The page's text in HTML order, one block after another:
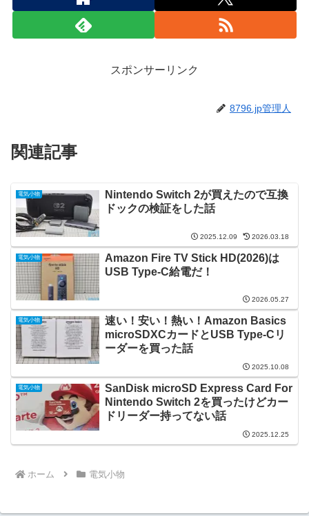
スポンサーリンク
8796.jp管理人
関連記事
電気小物
Nintendo Switch 2が買えたので互換
ドックの検証をした話
2025.12.09 2026.03.18
電気小物
Amazon Fire TV Stick HD(2026)は
USB Type-C給電だ！
2026.05.27
電気小物
速い！安い！熱い！Amazon Basics
microSDXCカードとUSB Type-Cリ
ーダーを買った話
2025.10.08
電気小物
SanDisk microSD Express Card For
Nintendo Switch 2を買ったけどカー
ドリーダー持ってない話
2025.12.25
ホーム 電気小物